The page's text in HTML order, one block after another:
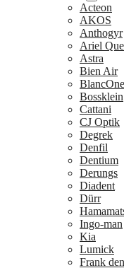
Acteon
AKOS
Anthogyr
Ariel
Astra
Bien Air
BlancOne
Bossklein
Cattani
CJ Optik
Degrek
Denfil
Dentium
Derungs
Diadent
Dürr
Ingo-man
Kia
Lumick
Frank